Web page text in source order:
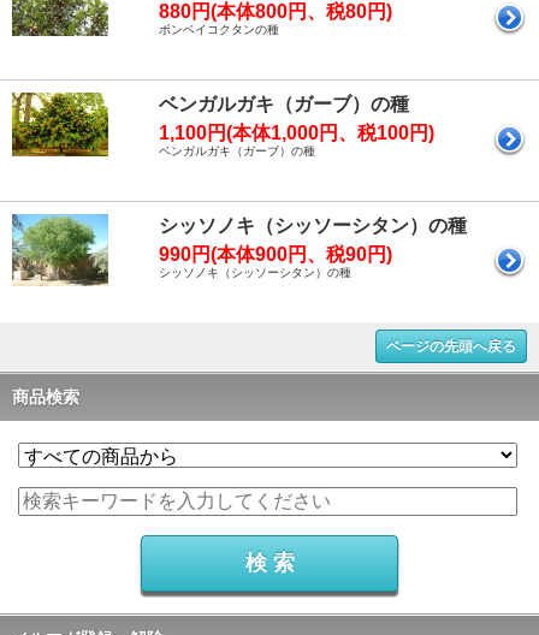
880円(本体800円、税80円)
ボンベイコクタンの種
ベンガルガキ（ガーブ）の種
1,100円(本体1,000円、税100円)
ベンガルガキ（ガーブ）の種
シッソノキ（シッソーシタン）の種
990円(本体900円、税90円)
シッソノキ（シッソーシタン）の種
ページの先頭へ戻る
商品検索